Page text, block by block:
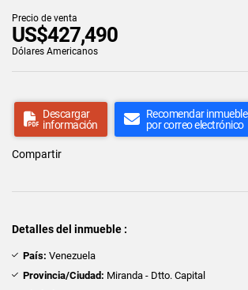
Precio de venta
US$427,490
Dólares Americanos
Descargar
información
Recomendar inmueble
por correo electrónico
Compartir
Detalles del inmueble :
País: Venezuela
Provincia/Ciudad: Miranda - Dtto. Capital